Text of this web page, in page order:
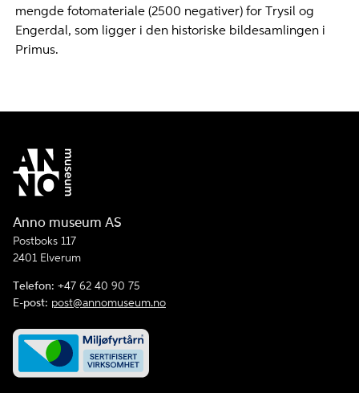
mengde fotomateriale (2500 negativer) for Trysil og
Engerdal, som ligger i den historiske bildesamlingen i
Primus.
Anno museum AS
Postboks 117
2401 Elverum
Telefon: +47 62 40 90 75
E-post: post@annomuseum.no